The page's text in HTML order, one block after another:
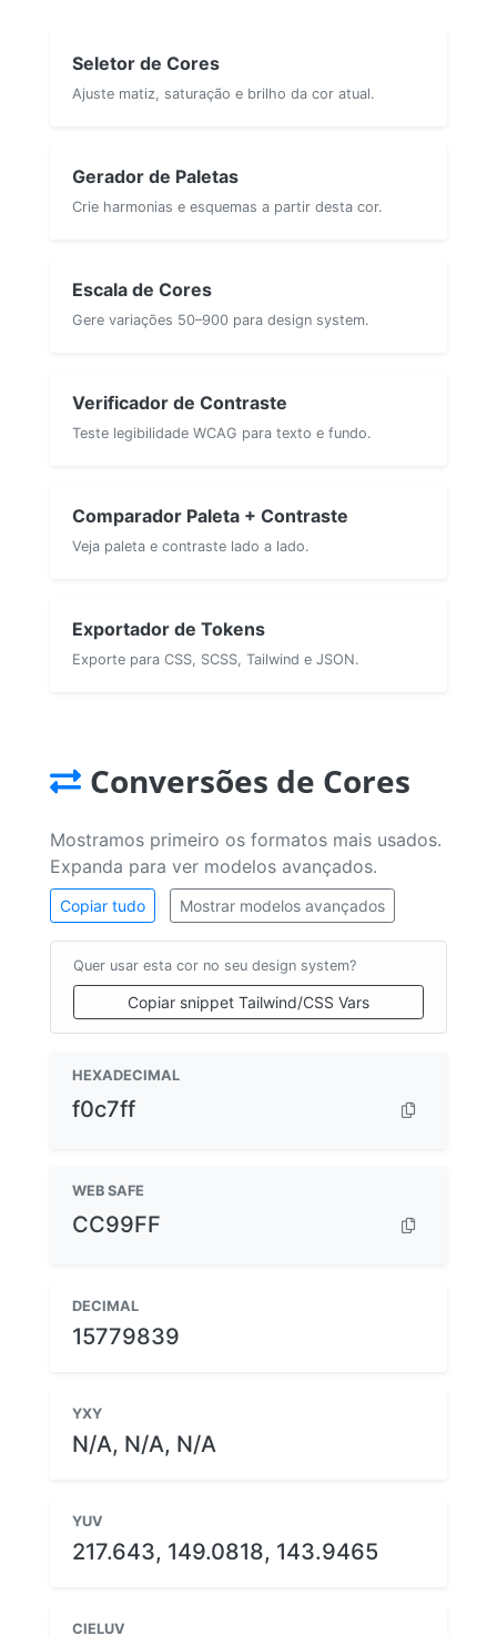
Seletor de Cores
Ajuste matiz, saturação e brilho da cor atual.
Gerador de Paletas
Crie harmonias e esquemas a partir desta cor.
Escala de Cores
Gere variações 50–900 para design system.
Verificador de Contraste
Teste legibilidade WCAG para texto e fundo.
Comparador Paleta + Contraste
Veja paleta e contraste lado a lado.
Exportador de Tokens
Exporte para CSS, SCSS, Tailwind e JSON.
Conversões de Cores
Mostramos primeiro os formatos mais usados.
Expanda para ver modelos avançados.
Copiar tudo Mostrar modelos avançados
Quer usar esta cor no seu design system?
Copiar snippet Tailwind/CSS Vars
HEXADECIMAL
f0c7ff
WEB SAFE
CC99FF
DECIMAL
15779839
YXY
N/A, N/A, N/A
YUV
217.643, 149.0818, 143.9465
CIELUV